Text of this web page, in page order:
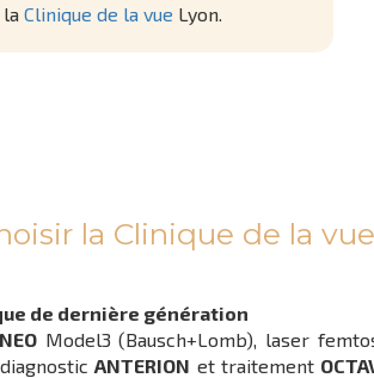
Clinique de la vue Lyon.
la Clinique de la
de dernière génération
Model3 (Bausch+Lomb), laser
diagnosticANTERION et traitement